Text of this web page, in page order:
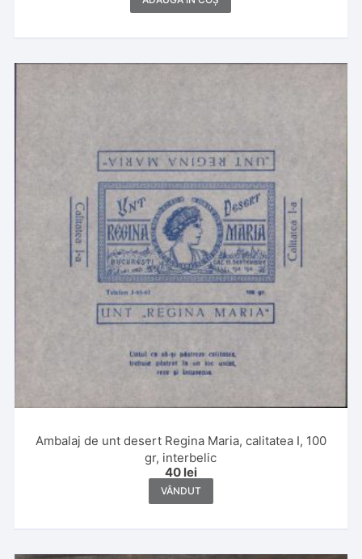
Ambalaj de unt desert Regina Maria, calitatea I, 100
gr, interbelic
40 lei
VÂNDUT